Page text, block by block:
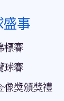
事
標賽
球賽
像獎頒獎禮